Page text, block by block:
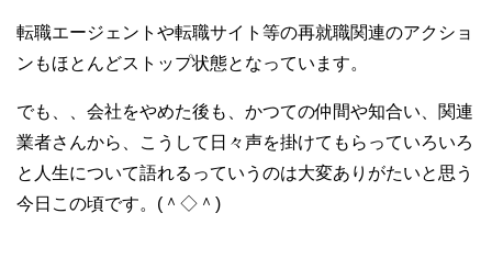
転職エージェントや転職サイト等の再就職関連のアクショ
ンもほとんどストップ状態となっています。
でも、、会社をやめた後も、かつての仲間や知合い、関連
業者さんから、こうして日々声を掛けてもらっていろいろ
と人生について語れるっていうのは大変ありがたいと思う
今日この頃です。(＾◇＾)